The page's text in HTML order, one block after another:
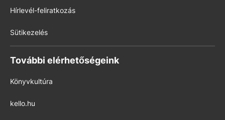
Hírlevél-feliratkozás
Sütikezelés
További elérhetőségeink
Könyvkultúra
kello.hu